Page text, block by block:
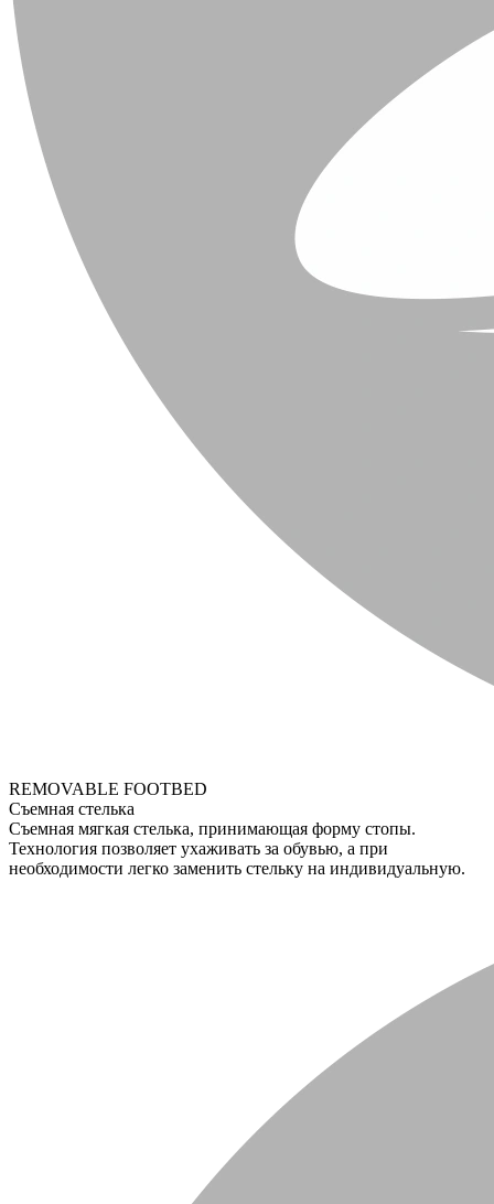
REMOVABLE FOOTBED
Съемная стелька
Съемная мягкая стелька, принимающая форму стопы.
Технология позволяет ухаживать за обувью, а при
необходимости легко заменить стельку на индивидуальную.